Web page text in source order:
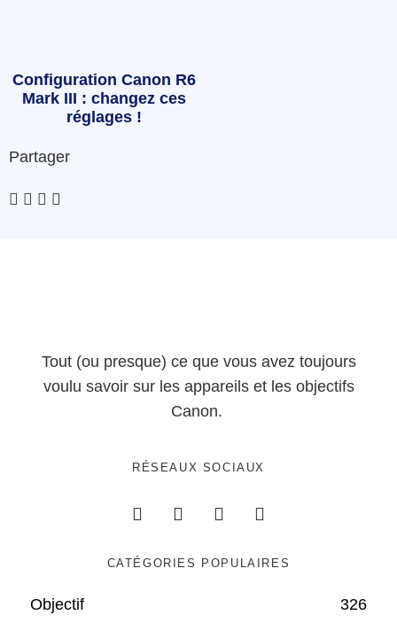
Configuration Canon R6
Mark III : changez ces
réglages !
Partager
Tout (ou presque) ce que vous avez toujours
voulu savoir sur les appareils et les objectifs
Canon.
RÉSEAUX SOCIAUX
CATÉGORIES POPULAIRES
Objectif 326